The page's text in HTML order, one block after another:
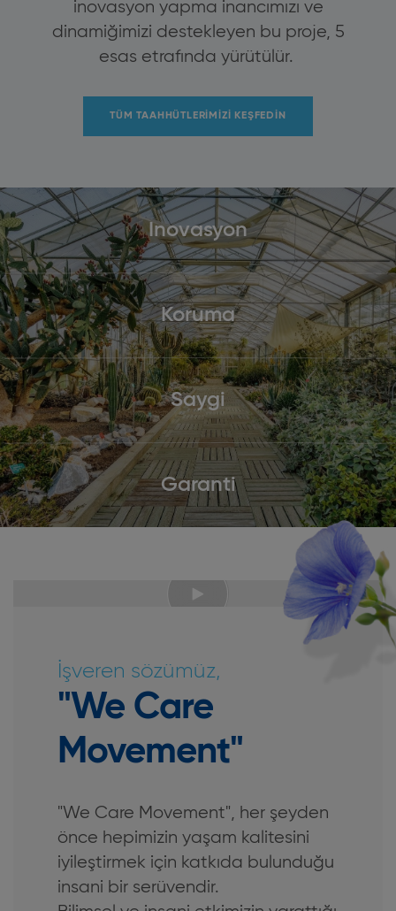
inovasyon yapma inancımızı ve
dinamiğimizi destekleyen bu proje, 5
esas etrafında yürütülür.
TÜM TAAHHÜTLERIMIZI KEŞFEDIN
Inovasyon
Koruma
Saygi
Garanti
İşveren sözümüz,
"We Care
Movement"
"We Care Movement", her şeyden
önce hepimizin yaşam kalitesini
iyileştirmek için katkıda bulunduğu
insani bir serüvendir.